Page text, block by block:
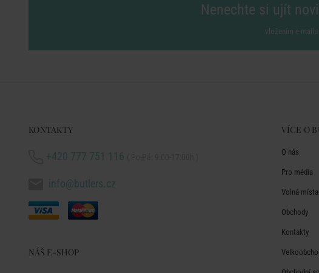
Nenechte si ujít
vložením e-
KONTAKTY
+420 777 751 116
info@butlers.cz
NÁŠ E-SHOP
VÍCE O
O nás
Pro média
Volná místa
Obchody
Kontakty